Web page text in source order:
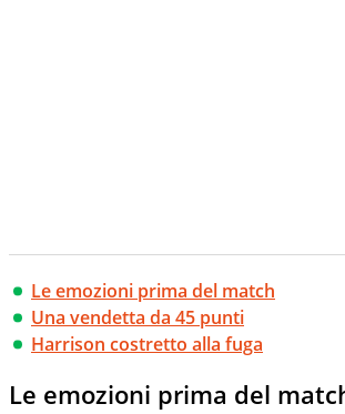
Le emozioni prima del match
Una vendetta da 45 punti
Harrison costretto alla fuga
Le emozioni prima del